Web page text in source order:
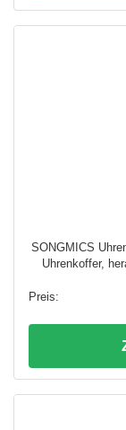
SONGMICS
Uhrenkoffer,